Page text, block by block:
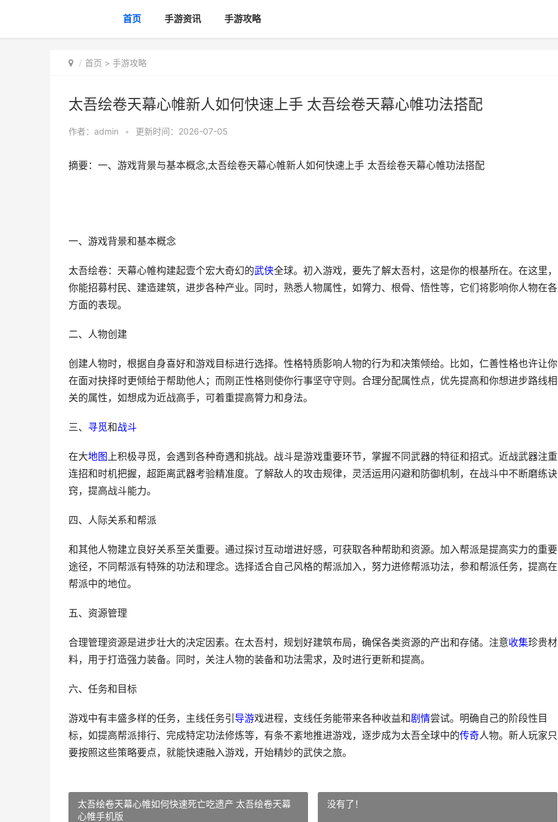
首页 手游资讯 手游攻略
首页 > 手游攻略
太吾绘卷天幕心帷新人如何快速上手 太吾绘卷天幕心帷功法搭配
作者： admin • 更新时间：2026-07-05
摘要：一、游戏背景与基本概念,太吾绘卷天幕心帷新人如何快速上手 太吾绘卷天幕心帷功法搭配
一、游戏背景和基本概念
太吾绘卷：天幕心帷构建起壹个宏大奇幻的武侠全球。初入游戏，要先了解太吾村，这是你的根基所在。在这里，
你能招募村民、建造建筑，进步各种产业。同时，熟悉人物属性，如膂力、根骨、悟性等，它们将影响你人物在各
方面的表现。
二、人物创建
创建人物时，根据自身喜好和游戏目标进行选择。性格特质影响人物的行为和决策倾给。比如，仁善性格也许让你
在面对抉择时更倾给于帮助他人；而刚正性格则使你行事坚守守则。合理分配属性点，优先提高和你想进步路线相
关的属性，如想成为近战高手，可着重提高膂力和身法。
三、 寻觅和战斗
在大地图上积极寻觅，会遇到各种奇遇和挑战。战斗是游戏重要环节，掌握不同武器的特征和招式。近战武器注重
连招和时机把握，超距离武器考验精准度。了解敌人的攻击规律，灵活运用闪避和防御机制，在战斗中不断磨练诀
窍，提高战斗能力。
四、人际关系和帮派
和其他人物建立良好关系至关重要。通过探讨互动增进好感，可获取各种帮助和资源。加入帮派是提高实力的重要
途径，不同帮派有特殊的功法和理念。选择适合自己风格的帮派加入，努力进修帮派功法，参和帮派任务，提高在
帮派中的地位。
五、资源管理
合理管理资源是进步壮大的决定因素。在太吾村，规划好建筑布局，确保各类资源的产出和存储。注意收集珍贵材
料，用于打造强力装备。同时，关注人物的装备和功法需求，及时进行更新和提高。
六、任务和目标
游戏中有丰盛多样的任务，主线任务引 导游戏进程，支线任务能带来各种收益和剧情尝试。明确自己的阶段性目
标，如提高帮派排行、完成特定功法修炼等，有条不紊地推进游戏，逐步成为太吾全球中的传奇人物。新人玩家只
要按照这些策略要点，就能快速融入游戏，开始精妙的武侠之旅。
太吾绘卷天幕心帷如何快速死亡吃遗产 太吾绘卷天幕
心帷手机版
没有了！